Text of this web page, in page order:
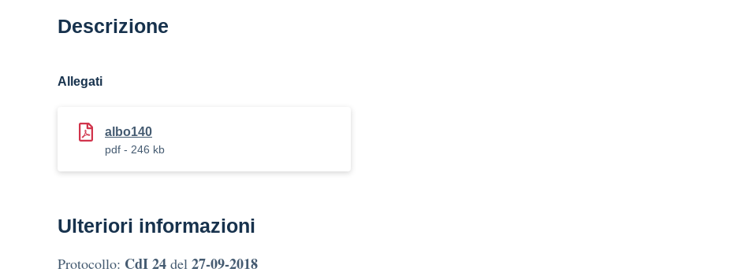
Descrizione
Allegati
albo140
pdf - 246 kb
Ulteriori informazioni
Protocollo: CdI 24 del 27-09-2018